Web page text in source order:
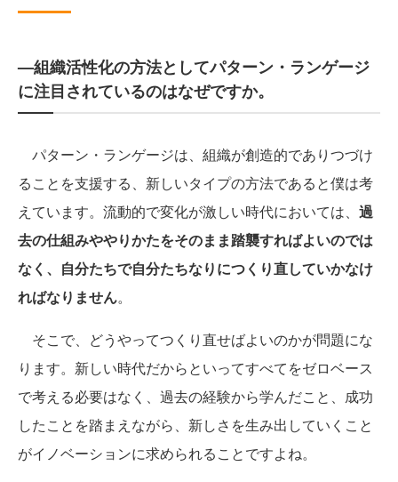
—組織活性化の方法としてパターン・ランゲージ
に注目されているのはなぜですか。
パターン・ランゲージは、組織が創造的でありつづけ
ることを支援する、新しいタイプの方法であると僕は考
えています。流動的で変化が激しい時代においては、 過
去の仕組みややりかたをそのまま踏襲すればよいのでは
なく、自分たちで自分たちなりにつくり直していかなけ
ればなりません。
そこで、どうやってつくり直せばよいのかが問題にな
ります。新しい時代だからといってすべてをゼロベース
で考える必要はなく、過去の経験から学んだこと、成功
したことを踏まえながら、新しさを生み出していくこと
がイノベーションに求められることですよね。